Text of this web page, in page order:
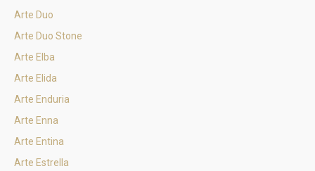
Arte Duo
Arte Duo Stone
Arte Elba
Arte Elida
Arte Enduria
Arte Enna
Arte Entina
Arte Estrella